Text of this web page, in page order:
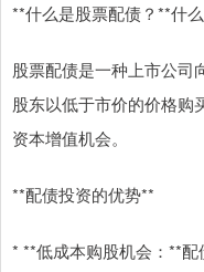
**什么是股票配债？**什
股票配债是一种上市公司
股东以低于市价的价格购
资本增值机会。
**配债投资的优势**
* **低成本购股机会：**